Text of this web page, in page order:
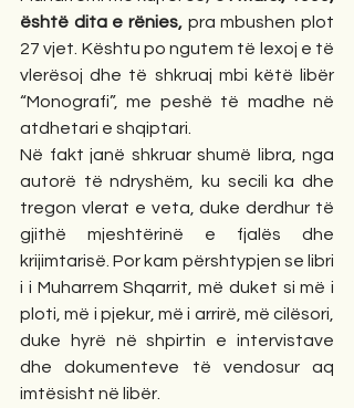
është dita e rënies, pra mbushen plot
27 vjet. Kështu po ngutem të lexoj e të
vlerësoj dhe të shkruaj mbi këtë libër
“Monografi”, me peshë të madhe në
atdhetari e shqiptari.
Në fakt janë shkruar shumë libra, nga
autorë të ndryshëm, ku secili ka dhe
tregon vlerat e veta, duke derdhur të
gjithë mjeshtërinë e fjalës dhe
krijimtarisë. Por kam përshtypjen se libri
i i Muharrem Shqarrit, më duket si më i
ploti, më i pjekur, më i arrirë, më cilësori,
duke hyrë në shpirtin e intervistave
dhe dokumenteve të vendosur aq
imtësisht në libër.